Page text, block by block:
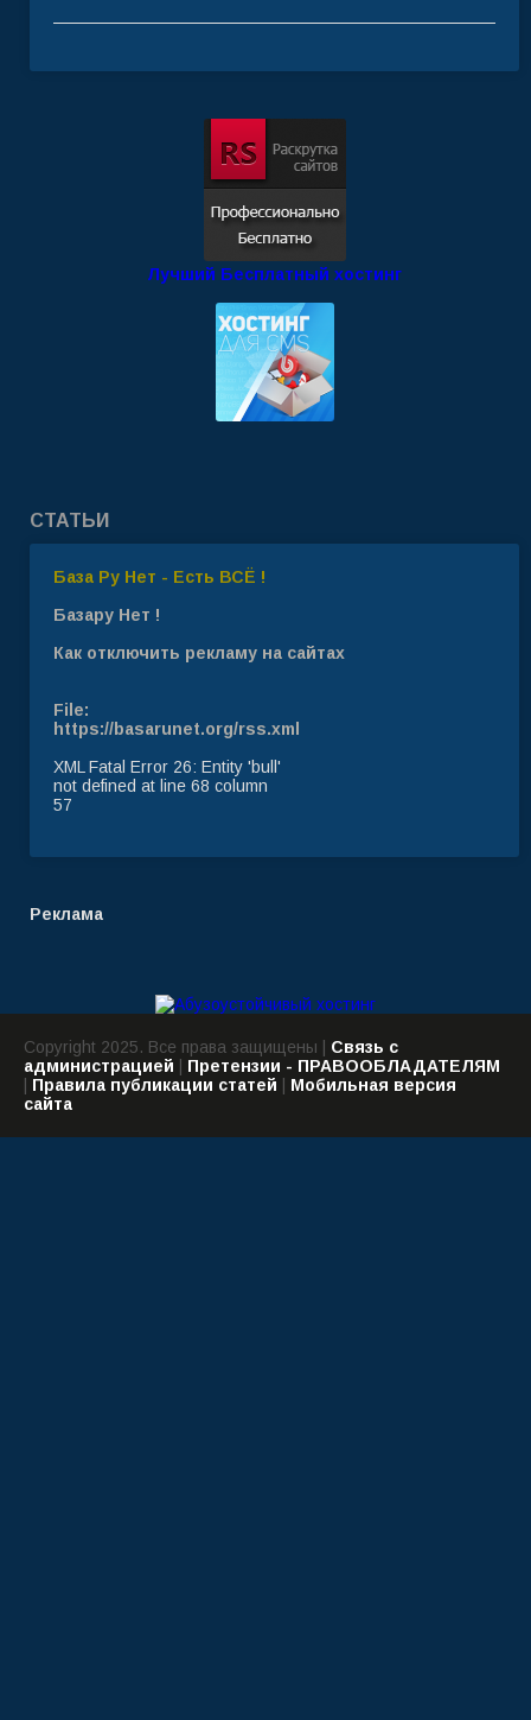
Лучший Бесплатный хостинг
СТАТЬИ
База Ру Нет - Есть ВСЁ !
Базару Нет !
Как отключить рекламу на сайтах
File:
https://basarunet.org/rss.xml
XML Fatal Error 26: Entity 'bull'
not defined at line 68 column
57
Реклама
Copyright 2025. Все права защищены | Связь с
администрацией
Претензии - ПРАВООБЛАДАТЕЛЯМ
Правила публикации статей
Мобильная версия
сайта